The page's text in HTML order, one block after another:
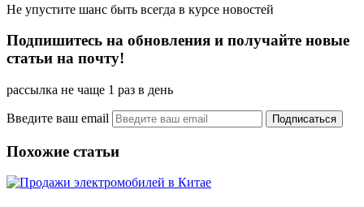
Не упустите шанс быть всегда в курсе новостей
Подпишитесь на обновления и получайте новые
статьи на почту!
рассылка не чаще 1 раз в день
Введите ваш email
Похожие статьи